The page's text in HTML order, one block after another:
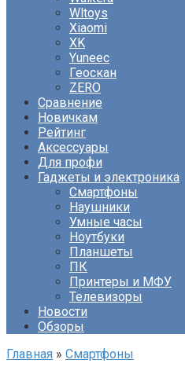
Wltoys
Xiaomi
XK
Yuneec
Геоскан
ZERO
Сравнение
Новичкам
Рейтинг
Аксессуары
Для профи
Гаджеты и электроника
Смартфоны
Наушники
Умные часы
Ноутбуки
Планшеты
ПК
Принтеры и МФУ
Телевизоры
Новости
Обзоры
Главная » Смартфоны